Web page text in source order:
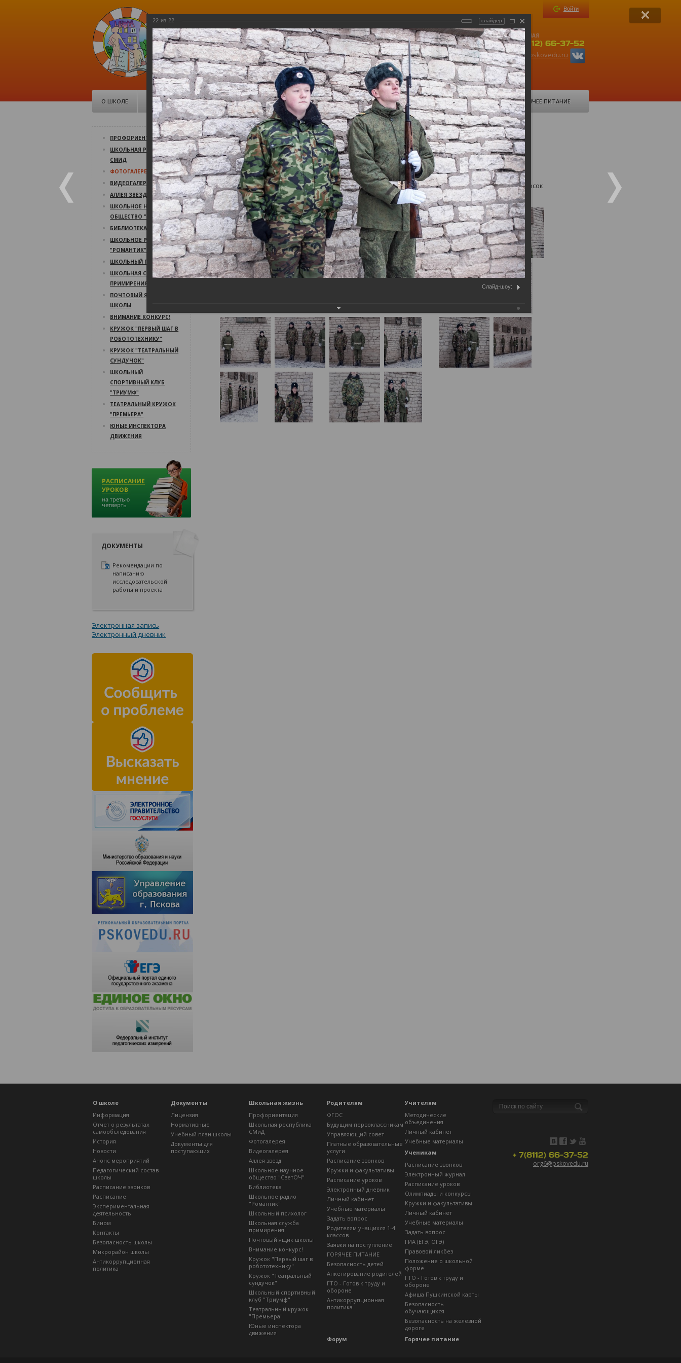
МБОУ Средняя общеобразовательная
школа №11, Псков
Советская, 106
ДИРЕКТОР
+ 7(8112) 66-37-52
org6@pskovedu.ru
.
ПРИЕМНАЯ
+ 7(8112) 66-37-52
org6@pskovedu.ru
Войти
О ШКОЛЕ ДОКУМЕНТЫ ШКОЛЬНАЯ ЖИЗНЬ РОДИТЕЛЯМ УЧИТЕЛЯМ УЧЕНИКАМ ФОРУМ ГОРЯЧЕЕ ПИТАНИЕ
Ученики школы участвуют в почетном карауле
Ученики школы участвуют в почетном карауле
09.12.2013
9 декабря - День Героев Отечества.
В честь этого события ученики нашей школы принимали участие в митинге у мемориальных досок
псковичам - Героям Советского Союза
ПРОФОРИЕНТАЦИЯ
ШКОЛЬНАЯ РЕСПУБЛИКА
СМИД
ФОТОГАЛЕРЕЯ
ВИДЕОГАЛЕРЕЯ
АЛЛЕЯ ЗВЕЗД
ШКОЛЬНОЕ НАУЧНОЕ
ОБЩЕСТВО "СВЕТОЧ"
БИБЛИОТЕКА
ШКОЛЬНОЕ РАДИО
"РОМАНТИК"
ШКОЛЬНЫЙ ПСИХОЛОГ
ШКОЛЬНАЯ СЛУЖБА
ПРИМИРЕНИЯ
ПОЧТОВЫЙ ЯЩИК
ШКОЛЫ
ВНИМАНИЕ КОНКУРС!
КРУЖОК "ПЕРВЫЙ ШАГ В
РОБОТОТЕХНИКУ"
КРУЖОК "ТЕАТРАЛЬНЫЙ
СУНДУЧОК"
ШКОЛЬНЫЙ
СПОРТИВНЫЙ КЛУБ
"ТРИУМФ"
ТЕАТРАЛЬНЫЙ КРУЖОК
"ПРЕМЬЕРА"
ЮНЫЕ ИНСПЕКТОРА
ДВИЖЕНИЯ
ДОКУМЕНТЫ
Рекомендации по
написанию
исследовательской
работы и проекта
Электронная запись
Электронный дневник
О школе
Информация
Отчет о результатах
самообследования
История
Новости
Анонс мероприятий
Педагогический состав
школы
Расписание звонков
Расписание
Экспериментальная
деятельность
Бином
Контакты
Безопасность школы
Микрорайон школы
Антикоррупционная
политика
Документы
Лицензия
Нормативные
Учебный план школы
Документы для
поступающих
Школьная жизнь
Профориентация
Школьная республика
СМиД
Фотогалерея
Видеогалерея
Аллея звезд
Школьное научное
общество "СветОЧ"
Библиотека
Школьное радио
"Романтик"
Школьный психолог
Школьная служба
примирения
Почтовый ящик школы
Внимание конкурс!
Кружок "Первый шаг в
робототехнику"
Кружок "Театральный
сундучок"
Школьный спортивный
клуб "Триумф"
Театральный кружок
"Премьера"
Юные инспектора
движения
Родителям
ФГОС
Будущим первоклассникам
Управляющий совет
Платные образовательные
услуги
Расписание звонков
Кружки и факультативы
Расписание уроков
Электронный дневник
Личный кабинет
Учебные материалы
Задать вопрос
Родителям учащихся 1-4
классов
Заявки на поступление
ГОРЯЧЕЕ ПИТАНИЕ
Безопасность детей
Анкетирование родителей
ГТО - Готов к труду и
обороне
Антикоррупционная
политика
Учителям
Методические
объединения
Личный кабинет
Учебные материалы
Ученикам
Расписание звонков
Электронный журнал
Расписание уроков
Олимпиады и конкурсы
Кружки и факультативы
Личный кабинет
Учебные материалы
Задать вопрос
ГИА (ЕГЭ, ОГЭ)
Правовой ликбез
Положение о школьной
форме
ГТО - Готов к труду и
обороне
Афиша Пушкинской карты
Безопасность
обучающихся
Безопасность на железной
дороге
Форум
Горячее питание
+ 7(8112) 66-37-52
org6@pskovedu.ru
22 из 22 слайдер
Слайд-шоу: